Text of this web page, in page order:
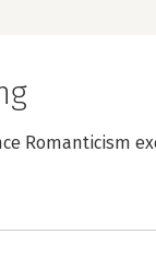
Romanticism